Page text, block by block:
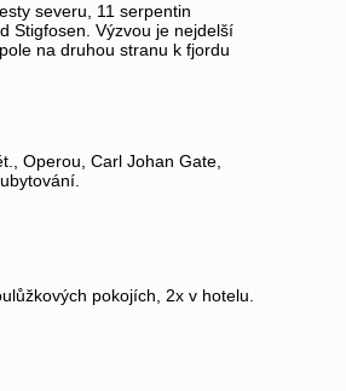
severu, 11 serpentin
Stigfosen. Výzvou je nejdelší
na druhou stranu k fjordu
Operou, Carl Johan Gate,
pokojích, 2x v hotelu.